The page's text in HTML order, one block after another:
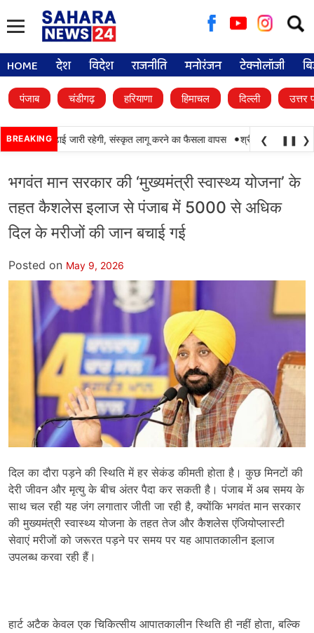
for:
HOME देश विदेश राजनीति मनोरंजन टेक्नोलॉजी
पंजाब चंडीगढ़ हरियाणा हिमाचल दिल्ली उत्तर
BREAKING
पंजाबी की पढ़ाई जारी रहेगी, संस्कृत लागू करने का फैसला वापस • श्री गुरु हरिकृष्ण
❮ ❚❚ ❯
भगवंत मान सरकार की ‘मुख्यमंत्री स्वास्थ्य योजना’ के
तहत कैशलेस इलाज से पंजाब में 5000 से अधिक
दिल के मरीजों की जान बचाई गई
Posted on May 9, 2026
दिल का दौरा पड़ने की स्थिति में हर सेकंड कीमती होता है। कुछ मिनटों की
देरी जीवन और मृत्यु के बीच अंतर पैदा कर सकती है। पंजाब में अब समय के
साथ चल रही यह जंग लगातार जीती जा रही है, क्योंकि भगवंत मान सरकार
की मुख्यमंत्री स्वास्थ्य योजना के तहत तेज और कैशलेस एंजियोप्लास्टी
सेवाएं मरीजों को जरूरत पड़ने पर समय पर यह आपातकालीन इलाज
उपलब्ध करवा रही हैं।
हार्ट अटैक केवल एक चिकित्सीय आपातकालीन स्थिति ही नहीं होता, बल्कि